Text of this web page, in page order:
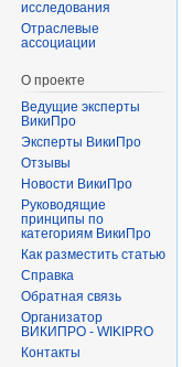
исследования
Отраслевые
ассоциации
О проекте
Ведущие эксперты
ВикиПро
Эксперты ВикиПро
Отзывы
Новости ВикиПро
Руководящие
принципы по
категориям ВикиПро
Как разместить статью
Справка
Обратная связь
Организатор
ВИКИПРО - WIKIPRO
Контакты